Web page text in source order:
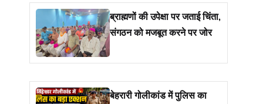
ब्राह्मणों की उपेक्षा पर जताई चिंता,
संगठन को मजबूत करने पर जोर
बेहरारी गोलीकांड में पुलिस का